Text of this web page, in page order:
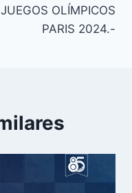
JUEGOS OLÍMPICOS
PARIS 2024.-